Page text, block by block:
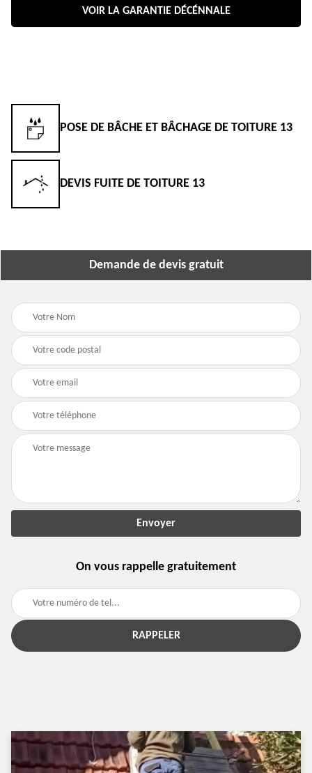
VOIR LA GARANTIE DÉCÉNNALE
POSE DE BÂCHE ET BÂCHAGE DE TOITURE 13
DEVIS FUITE DE TOITURE 13
Demande de devis gratuit
On vous rappelle gratuitement